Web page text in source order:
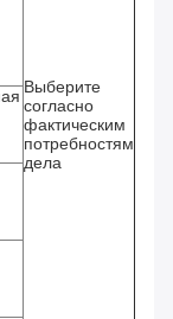
Выберите
согласно
фактическим
потребностям
дела